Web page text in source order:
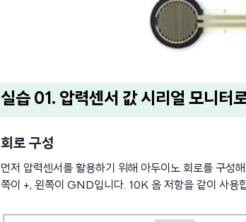
실습 01. 압력센서 값 시리얼 모니터
회로 구성
먼저 압력센서를 활용하기 위해 아두이노 회로를 구성
쪽이 +, 왼쪽이 GND입니다. 10K 옴 저항을 같이 사용